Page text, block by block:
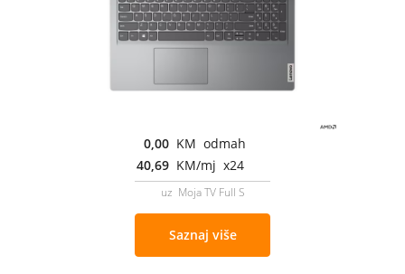
0,00 KM odmah
40,69 KM/mj x24
uz Moja TV Full S
Saznaj više